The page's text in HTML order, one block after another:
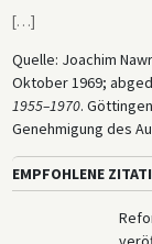
[…]
Quelle: Joachim
Oktober 1969;
1955–1970.
Genehmigung des
EMPFOHLENE